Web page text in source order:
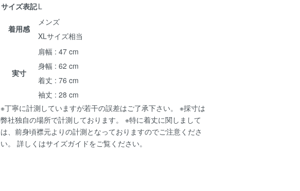
サイズ表記L
着用感
メンズ
XLサイズ相当
実寸
肩幅 : 47 cm
身幅 : 62 cm
着丈 : 76 cm
袖丈 : 28 cm
※丁寧に計測していますが若干の誤差はご了承下さい。 ※採寸は
弊社独自の場所で計測しております。 ※特に着丈に関しまして
は、前身頃襟元よりの計測となっておりますのでご注意くださ
い。 詳しくはサイズガイドをご覧ください。